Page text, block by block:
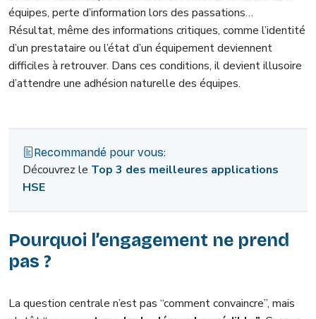
équipes, perte d’information lors des passations…
Résultat, même des informations critiques, comme l’identité
d’un prestataire ou l’état d’un équipement deviennent
difficiles à retrouver. Dans ces conditions, il devient illusoire
d’attendre une adhésion naturelle des équipes.
Recommandé pour vous:
Découvrez le Top 3 des meilleures applications
HSE
Pourquoi l’engagement ne prend
pas ?
La question centrale n’est pas “comment convaincre”, mais